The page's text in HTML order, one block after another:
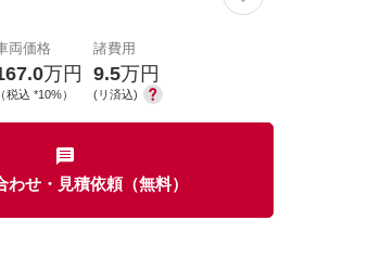
両価格
万円
（税込 *10%）
諸費用
9.5万円
(リ済込)
わせ・見積依頼（無料）